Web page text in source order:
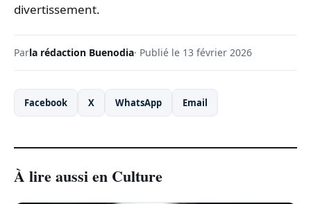
divertissement.
Parla rédaction Buenodia· Publié le 13 février 2026
Facebook X WhatsApp Email
À lire aussi en Culture